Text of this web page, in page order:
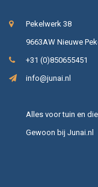
Pekelwerk 38
9663AW Nieuwe
+31 (0)850655451
info@junai.nl
Alles voor tuin en
Gewoon bij Junai.nl